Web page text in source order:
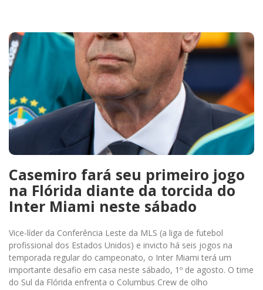
Casemiro fará seu primeiro jogo
na Flórida diante da torcida do
Inter Miami neste sábado
Vice-líder da Conferência Leste da MLS (a liga de futebol
profissional dos Estados Unidos) e invicto há seis jogos na
temporada regular do campeonato, o Inter Miami terá um
importante desafio em casa neste sábado, 1º de agosto. O time
do Sul da Flórida enfrenta o Columbus Crew de olho